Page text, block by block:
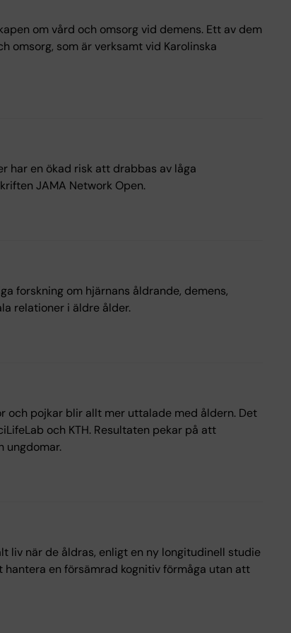
om vård och omsorg vid demens. Ett av dem
omsorg, som är verksamt vid Karolinska
har en ökad risk att drabbas av låga
JAMA Network Open.
forskning om hjärnans åldrande, demens,
relationer i äldre ålder.
och pojkar blir allt mer uttalade med åldern. Det
och KTH. Resultaten pekar på att
ungdomar.
liv när de åldras, enligt en ny longitudinell studie
en försämrad kognitiv förmåga utan att